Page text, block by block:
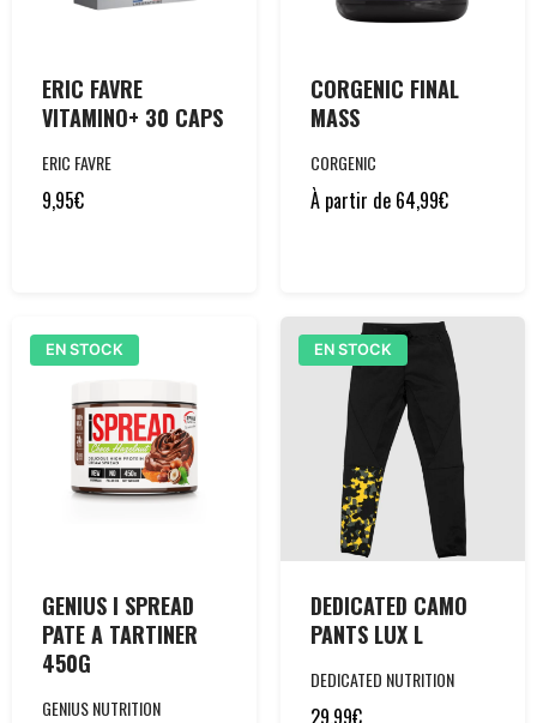
ERIC FAVRE
VITAMINO+ 30 CAPS
ERIC FAVRE
9,95€
CORGENIC FINAL
MASS
CORGENIC
À partir de 64,99€
EN STOCK
GENIUS I SPREAD
PATE A TARTINER
450G
GENIUS NUTRITION
EN STOCK
DEDICATED CAMO
PANTS LUX L
DEDICATED NUTRITION
29,99€